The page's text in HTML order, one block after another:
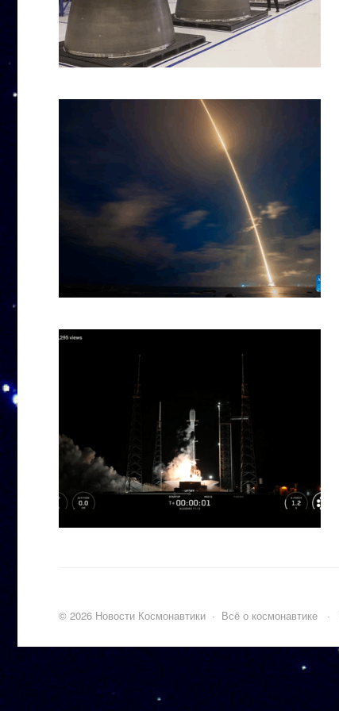
© 2026 Новости Космонавтики · Всё о космонавтике ·